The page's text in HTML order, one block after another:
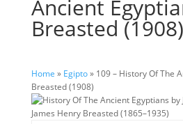
Ancient
Breasted (1908)
Home » Egipto»109 – History Of The
Breasted (1908)